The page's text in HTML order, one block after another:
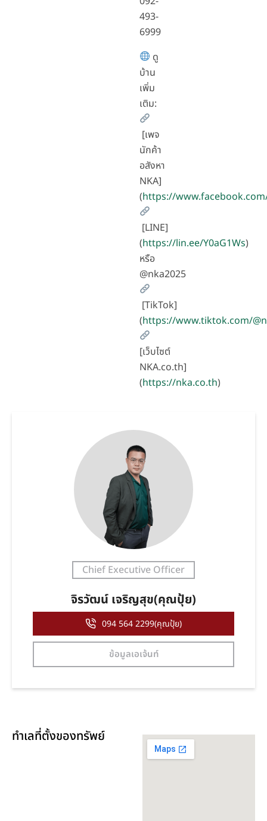
493-
6999
ดู
บ้าน
เพิ่ม
เติม:
[เพจ
นักค้า
อสังหา
NKA]
(https://
[LINE]
(https://lin.ee/Y0aG1Ws)
หรือ
@nka2025
[TikTok]
(https://www.tiktok.com/
[เว็บไซต์
NKA.co.th]
(https://nka.co.th)
Chief Executive Officer
จิรวัฒน์ เจริญสุข(คุณปุ้ย)
094 564 2299(คุณปุ้ย)
ข้อมูลเอเจ้นท์
ทำเลที่ตั้งของทรัพย์